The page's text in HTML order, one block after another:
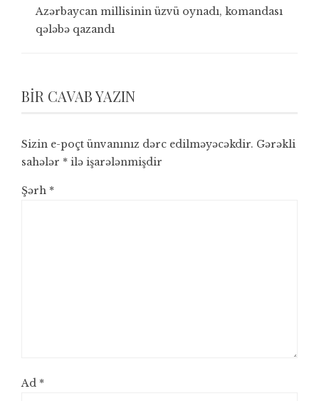
Azərbaycan millisinin üzvü oynadı, komandası
qələbə qazandı
BIR CAVAB YAZIN
Sizin e-poçt ünvanınız dərc edilməyəcəkdir. Gərəkli
sahələr * ilə işarələnmişdir
Şərh *
Ad *